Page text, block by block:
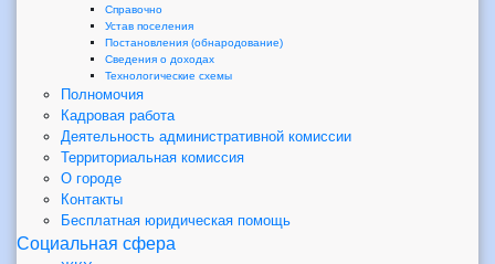
Справочно
Устав поселения
Постановления (обнародование)
Сведения о доходах
Технологические схемы
Полномочия
Кадровая работа
Деятельность административной комиссии
Территориальная комиссия
О городе
Контакты
Бесплатная юридическая помощь
Социальная сфера